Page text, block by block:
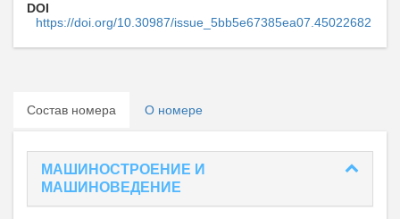
DOI
https://doi.org/10.30987/issue_5bb5e67385ea07.45022682
Состав номера О номере
МАШИНОСТРОЕНИЕ И
МАШИНОВЕДЕНИЕ